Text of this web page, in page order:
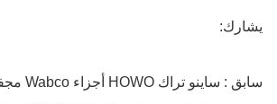
يشارك: